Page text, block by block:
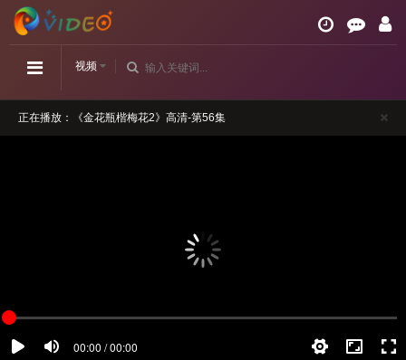
视频
正在播放：《金花瓶楷梅花2》高清-第56集